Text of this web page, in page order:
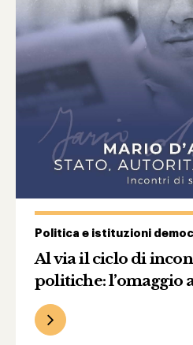
Politica e istituzioni
Al via il ciclo di
politiche: l’omaggio